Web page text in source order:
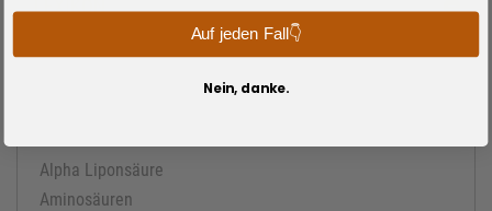
LEXIKON
Cellulite
Alpha Liponsäure
Aminosäuren
Auf jeden Fall👇
Nein, danke.